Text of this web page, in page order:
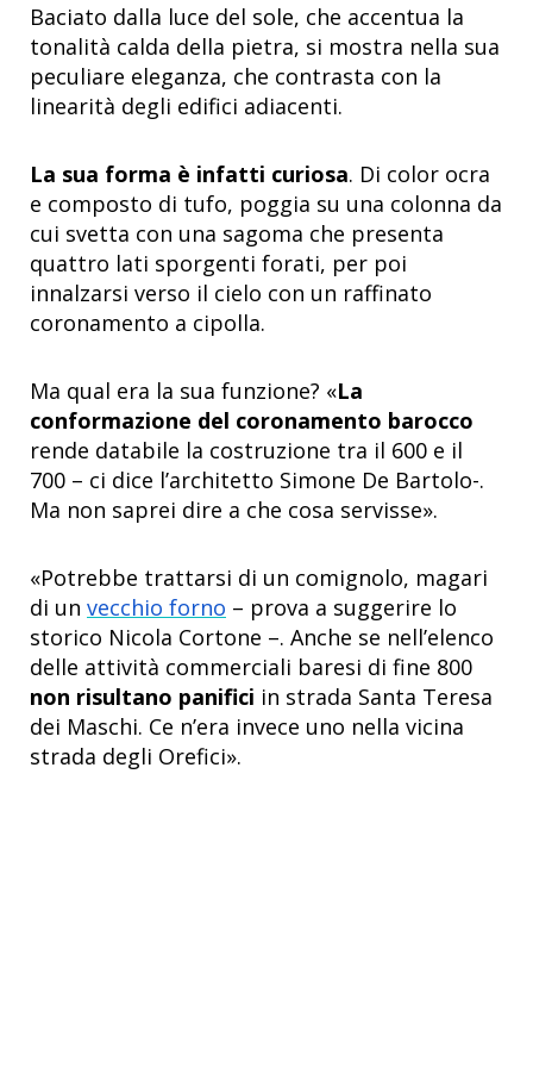
Baciato dalla luce del sole, che accentua la
tonalità calda della pietra, si mostra nella sua
peculiare eleganza, che contrasta con la
linearità degli edifici adiacenti.
La sua forma è infatti curiosa. Di color ocra
e composto di tufo, poggia su una colonna da
cui svetta con una sagoma che presenta
quattro lati sporgenti forati, per poi
innalzarsi verso il cielo con un raffinato
coronamento a cipolla.
Ma qual era la sua funzione? «La
conformazione del coronamento barocco
rende databile la costruzione tra il 600 e il
700 – ci dice l’architetto Simone De Bartolo-.
Ma non saprei dire a che cosa servisse».
«Potrebbe trattarsi di un comignolo, magari
di un vecchio forno – prova a suggerire lo
storico Nicola Cortone –. Anche se nell’elenco
delle attività commerciali baresi di fine 800
non risultano panifici in strada Santa Teresa
dei Maschi. Ce n’era invece uno nella vicina
strada degli Orefici».